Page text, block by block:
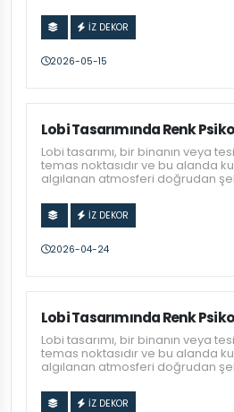
İZ DEKOR
2026-05-15
Lobi Tasarımında Renk
Lobi tasarımı, bir binanın veya
temas noktasıdır ve bu alanda
algılanan atmosferi doğrudan
İZ DEKOR
2026-04-24
Lobi Tasarımında Renk
Lobi tasarımı, bir binanın veya
temas noktasıdır ve bu alanda
algılanan atmosferi doğrudan
İZ DEKOR